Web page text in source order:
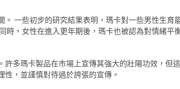
一些初步的研究結果表明，瑪卡對一些男性生育
時，女性在進入更年期後，瑪卡也被認為對情緒平
多瑪卡製品在市場上宣傳其強大的壯陽功效，但這
，並謹慎對待過於誇張的宣傳。